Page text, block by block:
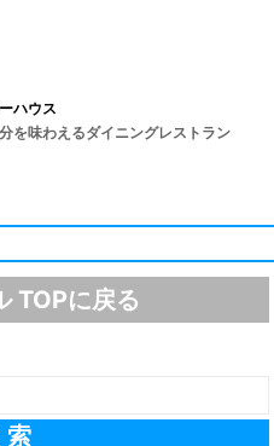
ハウス
を味わえるダイニングレストラン
TOPに戻る